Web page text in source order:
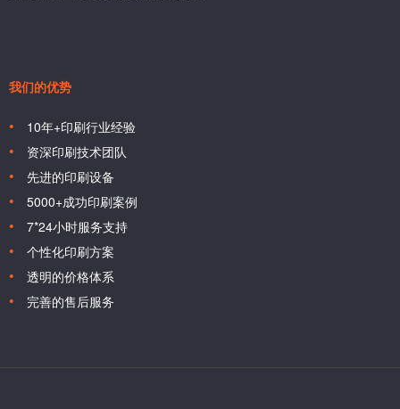
我们的优势
10年+印刷行业经验
资深印刷技术团队
先进的印刷设备
5000+成功印刷案例
7*24小时服务支持
个性化印刷方案
透明的价格体系
完善的售后服务